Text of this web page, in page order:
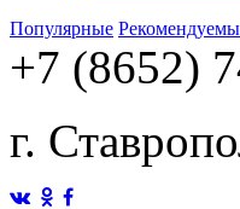
Популярные
+7 (8652)
г.